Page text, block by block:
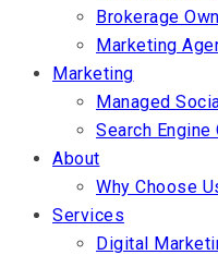
Brokerage
Marketing
Marketing
Managed
Search
About
Why Choose
Services
Digital